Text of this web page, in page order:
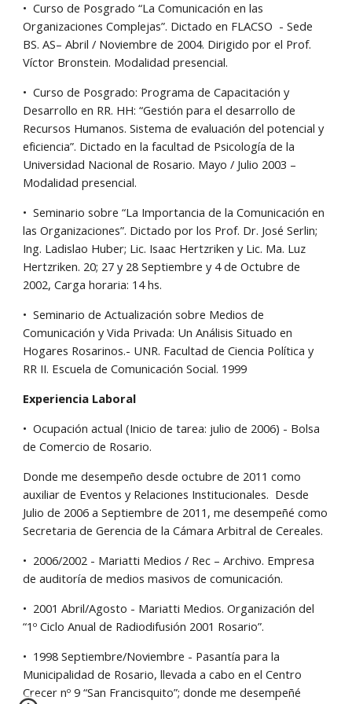
•  Curso de Posgrado “La Comunicación en las
Organizaciones Complejas”. Dictado en FLACSO  - Sede
BS. AS– Abril / Noviembre de 2004. Dirigido por el Prof.
Víctor Bronstein. Modalidad presencial.
•  Curso de Posgrado: Programa de Capacitación y
Desarrollo en RR. HH: “Gestión para el desarrollo de
Recursos Humanos. Sistema de evaluación del potencial y
eficiencia”. Dictado en la facultad de Psicología de la
Universidad Nacional de Rosario. Mayo / Julio 2003 –
Modalidad presencial.
•  Seminario sobre “La Importancia de la Comunicación en
las Organizaciones”. Dictado por los Prof. Dr. José Serlin;
Ing. Ladislao Huber; Lic. Isaac Hertzriken y Lic. Ma. Luz
Hertzriken. 20; 27 y 28 Septiembre y 4 de Octubre de
2002, Carga horaria: 14 hs.
•  Seminario de Actualización sobre Medios de
Comunicación y Vida Privada: Un Análisis Situado en
Hogares Rosarinos.- UNR. Facultad de Ciencia Política y
RR II. Escuela de Comunicación Social. 1999
Experiencia Laboral
•  Ocupación actual (Inicio de tarea: julio de 2006) - Bolsa
de Comercio de Rosario.
Donde me desempeño desde octubre de 2011 como
auxiliar de Eventos y Relaciones Institucionales.  Desde
Julio de 2006 a Septiembre de 2011, me desempeñé como
Secretaria de Gerencia de la Cámara Arbitral de Cereales.
•  2006/2002 - Mariatti Medios / Rec – Archivo. Empresa
de auditoría de medios masivos de comunicación.
•  2001 Abril/Agosto - Mariatti Medios. Organización del
“1º Ciclo Anual de Radiodifusión 2001 Rosario”.
•  1998 Septiembre/Noviembre - Pasantía para la
Municipalidad de Rosario, llevada a cabo en el Centro
Crecer nº 9 “San Francisquito”; donde me desempeñé